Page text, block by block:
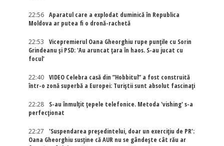
22:56
Aparatul care a explodat duminică în Republica
Moldova ar putea fi o dronă-rachetă
22:53
Vicepremierul Oana Gheorghiu rupe punțile cu Sorin
Grindeanu și PSD: 'Au aruncat țara în haos. S-au jucat cu
focul'
22:40
VIDEO Celebra casă din ”Hobbitul” a fost construită
într-o zonă superbă a Europei: Turiștii sunt absolut fascinați
22:28
S-au înmulțit țepele telefonice. Metoda 'vishing' s-a
perfecționat
22:27
'Suspendarea președintelui, doar un exercițiu de PR':
Oana Gheorghiu susține că AUR nu se gândește cât rău ar